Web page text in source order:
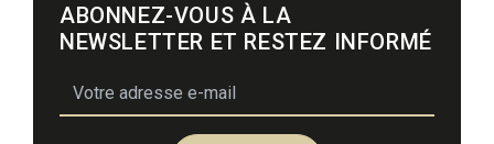
ABONNEZ-VOUS À LA
NEWSLETTER ET RESTEZ INFORMÉ